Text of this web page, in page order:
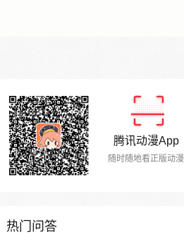
腾讯动漫App
随时随地看正版动漫
热门问答